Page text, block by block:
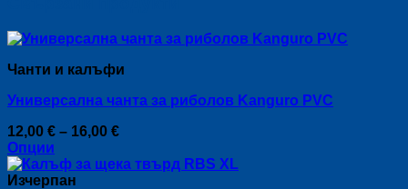
Чанти и калъфи
Универсална чанта за риболов Kanguro PVC
12,00 € – 16,00 €Price
12,00 €
Опции
This
product
Изчерпан